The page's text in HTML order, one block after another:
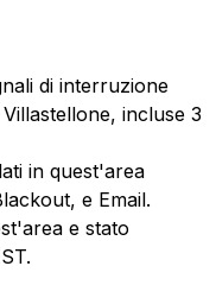
di interruzione
incluse 3
in quest'area
e Email.
e stato